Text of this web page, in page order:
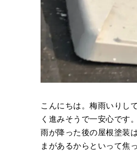
こんにちは。梅雨いりし
く進みそうで一安心です。
雨が降った後の屋根塗装
まがあるからといって焦